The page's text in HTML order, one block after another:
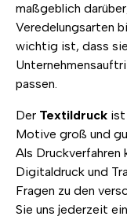
maßgeblich
Veredelungsarten
wichtig ist, dass
passen.
Der Textildruck ist
Motive groß und
Als Druckverfahren
Digitaldruck und
Fragen zu den
Sie uns jederzeit